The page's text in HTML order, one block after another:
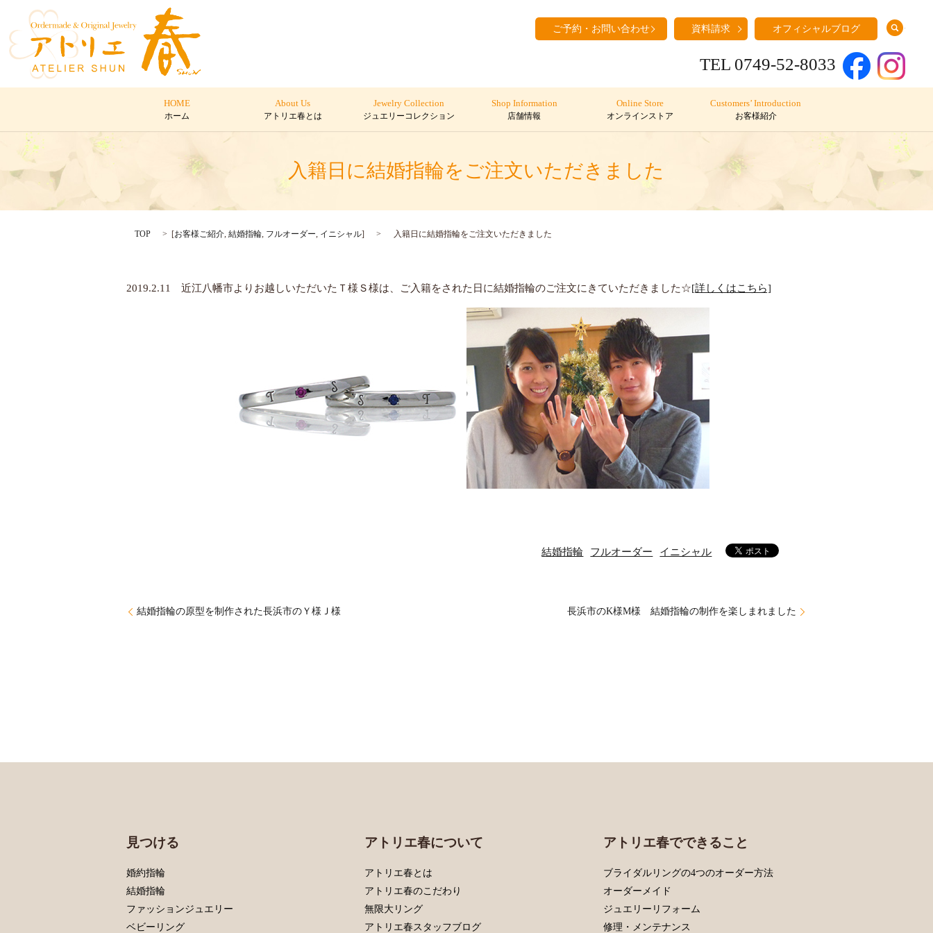
ご予約・お問い合わせ 資料請求 オフィシャルブログ
TEL 0749-52-8033
HOME
ホーム
About Us
アトリエ春とは
Jewelry Collection
ジュエリーコレクション
Shop Information
店舗情報
Online Store
オンラインストア
Customers’ Introduction
お客様紹介
入籍日に結婚指輪をご注文いただきました
TOP [お客様ご紹介 結婚指輪 フルオーダー イニシャル] 入籍日に結婚指輪をご注文いただきました
2019.2.11 近江八幡市よりお越しいただいたＴ様Ｓ様は、ご入籍をされた日に結婚指輪のご注文にきていただきました☆[詳しくはこちら]
結婚指輪 フルオーダー イニシャル
結婚指輪の原型を制作された長浜市のＹ様Ｊ様 長浜市のK様M様 結婚指輪の制作を楽しまれました
見つける
婚約指輪
結婚指輪
ファッションジュエリー
ベビーリング
アトリエ春について
アトリエ春とは
アトリエ春のこだわり
無限大リング
アトリエ春スタッフブログ
アトリエ春でできること
ブライダルリングの4つのオーダー方法
オーダーメイド
ジュエリーリフォーム
修理・メンテナンス